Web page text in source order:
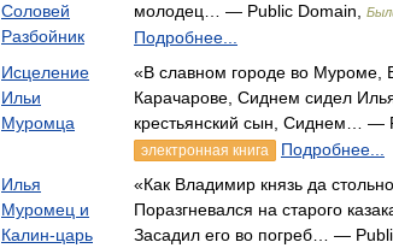
Соловей
Разбойник
молодец… — Public Domain,
Подробнее...
Исцеление
Ильи
Муромца
«В славном городе во Муроме,
Карачарове, Сиднем сидел
крестьянский сын, Сиднем… —
электронная книга Подробнее...
Илья
Муромец и
Калин-царь
«Как Владимир князь да
Поразгневался на старого
Засадил его во погреб… —